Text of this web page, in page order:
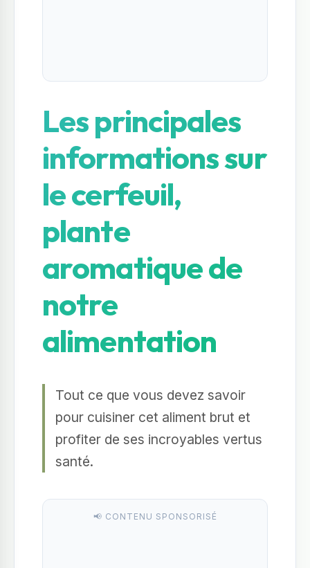
Les principales
informations sur
le cerfeuil,
plante
aromatique de
notre
alimentation
Tout ce que vous devez savoir
pour cuisiner cet aliment brut et
profiter de ses incroyables vertus
santé.
📢 CONTENU SPONSORISÉ